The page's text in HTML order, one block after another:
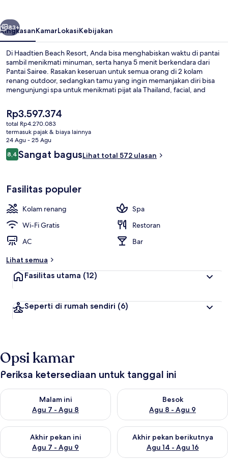
Berikutnya
83+
RingkasanKamarLokasiKebijakan
Di Haadtien Beach Resort, Anda bisa menghabiskan waktu di pantai
sambil menikmati minuman, serta hanya 5 menit berkendara dari
Pantai Sairee. Rasakan keseruan untuk semua orang di 2 kolam
renang outdoor, sedangkan tamu yang ingin memanjakan diri bisa
mengunjungi spa untuk menikmati pijat ala Thailand, facial, and
grill melayani sarapan, makan siang, dan makan malam. Keunggulan
lain di resor butik ini meliputi 2 bar tepi kolam renang, bar/lounge,
dan toko roti/camilan.
Harga
saat
ini
Rp3.597.374
Rp3.597.374
total Rp4.270.083
termasuk pajak & biaya lainnya
24 Agu - 25 Agu
Ulasan
8,48,4 dari 10
Sangat bagusLihat total 572 ulasan
Fasilitas populer
Kolam renang
Spa
Wi-Fi Gratis
Restoran
AC
Bar
Lihat semua
Fasilitas utama (12)
Seperti di rumah sendiri (6)
Opsi kamar
Periksa ketersediaan untuk tanggal ini
Malam ini
Agu 7 - Agu 8
Periksa ketersediaan untuk malam ini Agu 7 - Agu 8
Besok
Agu 8 - Agu 9
Periksa ketersediaan untuk
Akhir pekan ini
Agu 7 - Agu 9
Periksa ketersediaan untuk akhir pekan ini Agu 7 - Agu 9
Akhir pekan berikutnya
Agu 14 - Agu 16
Periksa ketersediaan untuk